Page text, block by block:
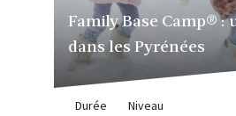
Family Base Camp® :
dans les Pyrénées
Durée
Niveau